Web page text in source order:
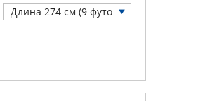
Длина 274 см (9 футо